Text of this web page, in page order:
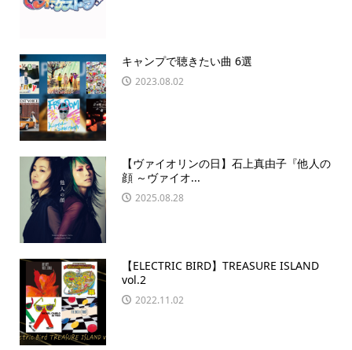
キャンプで聴きたい曲 6選
2023.08.02
【ヴァイオリンの日】石上真由子『他人の
顔 ～ヴァイオ...
2025.08.28
【ELECTRIC BIRD】TREASURE ISLAND
vol.2
2022.11.02